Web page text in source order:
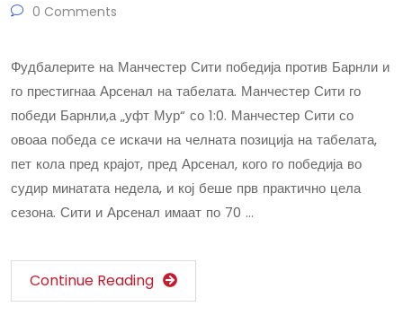
0 Comments
Фудбалерите на Манчестер Сити победија против Барнли и
го престигнаа Арсенал на табелата. Манчестер Сити го
победи Барнли,а „уфт Мур“ со 1:0. Манчестер Сити со
овоаа победа се искачи на челната позиција на табелата,
пет кола пред крајот, пред Арсенал, кого го победија во
судир минатата недела, и кој беше прв практично цела
сезона. Сити и Арсенал имаат по 70 …
Continue Reading